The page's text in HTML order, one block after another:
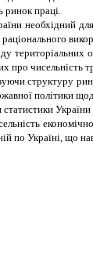
ринок праці.
необхідний
територіальних
про чисельність
структуру
політики
по Україні, що